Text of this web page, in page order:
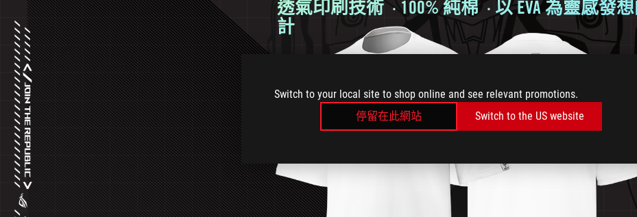
Switch to your local site to shop online and see relevant promotions.
停留在此網站
Switch to the US website
透氣印刷技術· 100% 純棉 · 以EVA ​為靈感發
計